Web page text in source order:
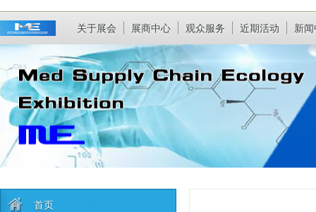
关于展会 展商中心 观众服务 近期活动 新
首页